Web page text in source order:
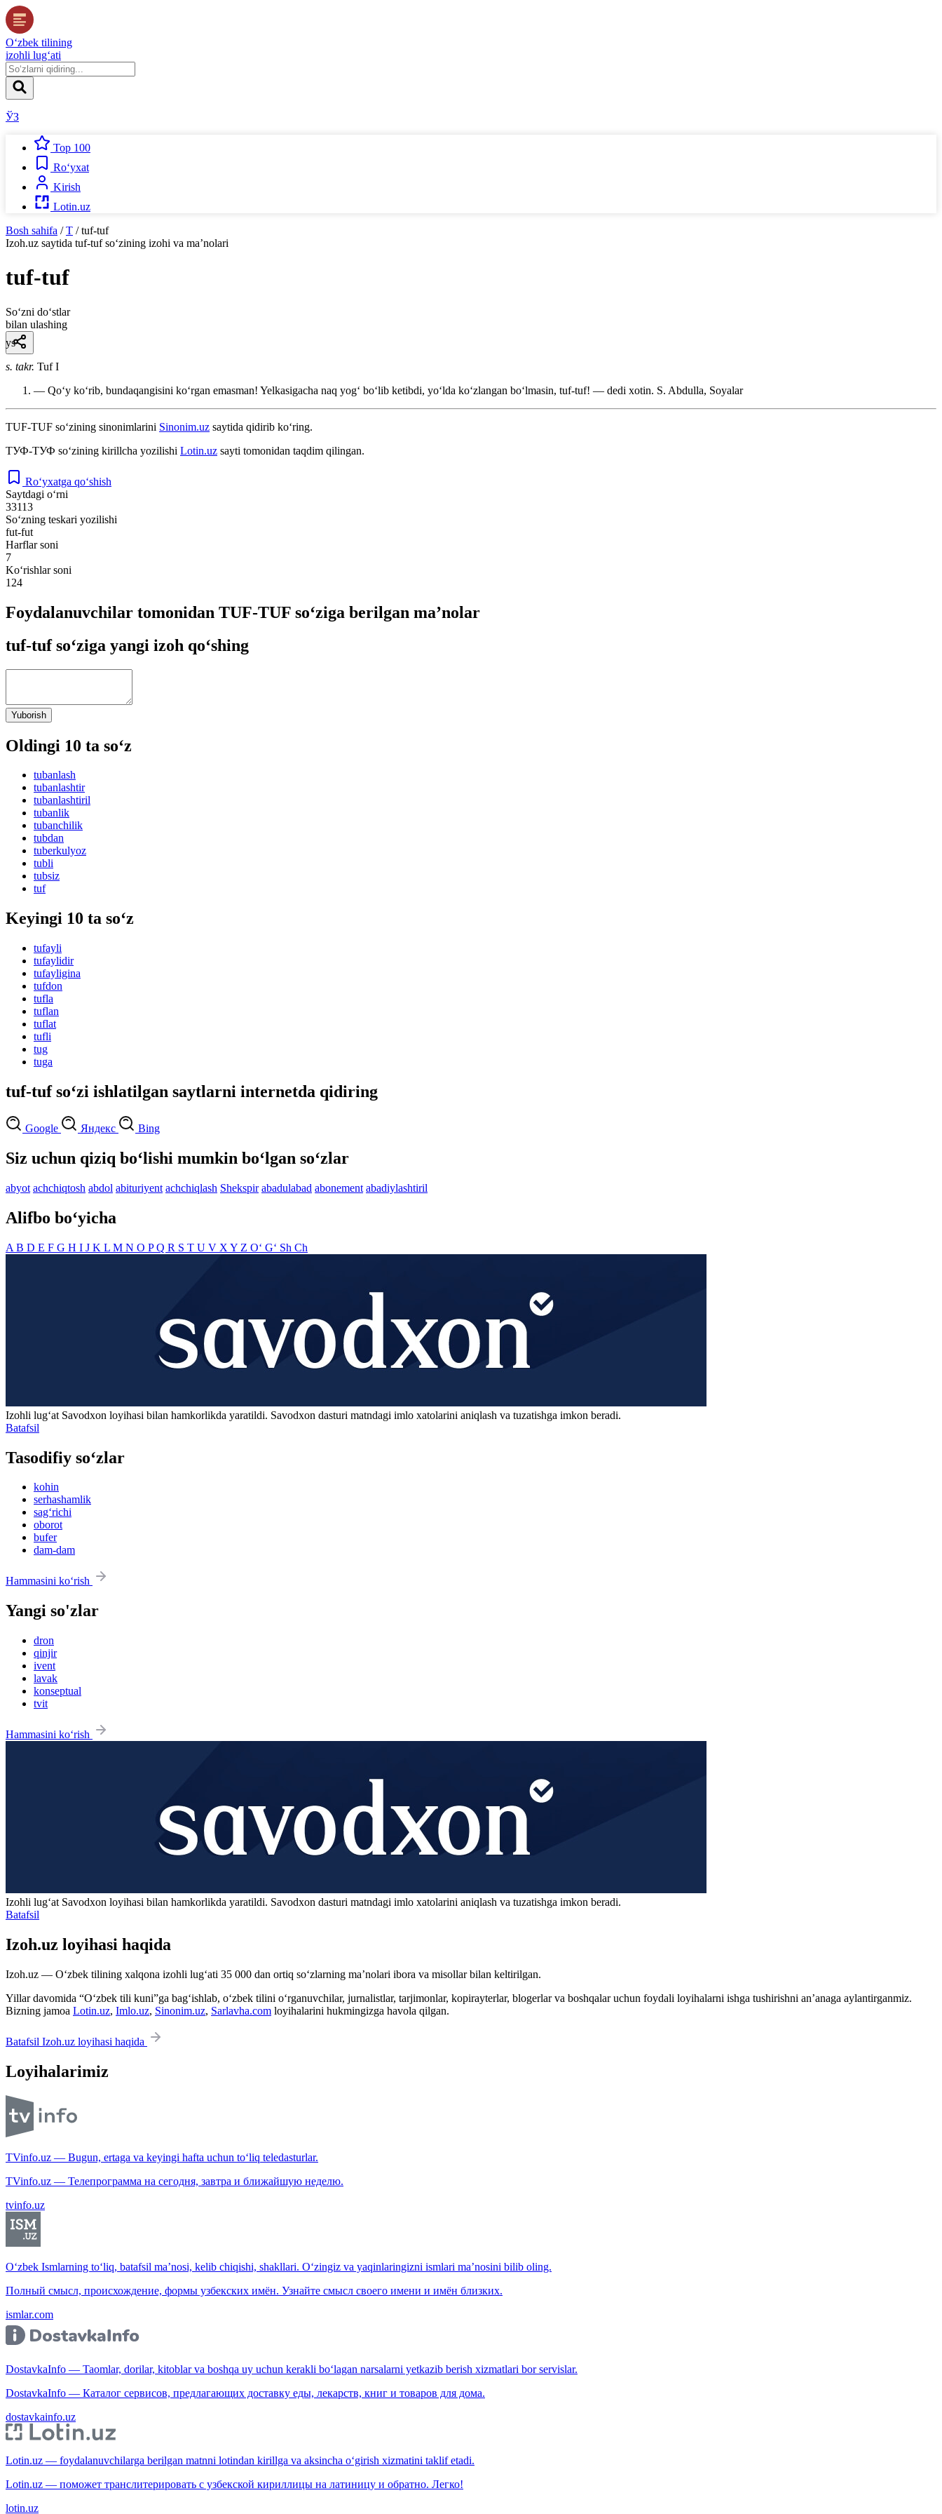
O‘zbek tilining
izohli lug‘ati
ЎЗ
Top 100
Ro‘yxat
Kirish
Lotin.uz
Bosh sahifa / T / tuf-tuf
Izoh.uz saytida tuf-tufso‘zining izohi va ma’nolari
tuf-tuf
So‘zni do‘stlar
bilan ulashing
ys
s. takr. Tuf I
— Qoʻy koʻrib, bundaqangisini koʻrgan emasman! Yelkasigacha naq yogʻ boʻlib ketibdi, yoʻlda koʻzlangan boʻlmasin, tuf-tuf! — dedi xotin. S. Abdulla, Soyalar
TUF-TUF so‘zining sinonimlarini Sinonim.uz saytida qidirib ko‘ring.
ТУФ-ТУФ so‘zining kirillcha yozilishi Lotin.uz sayti tomonidan taqdim qilingan.
Ro‘yxatga qo‘shish
Saytdagi o‘rni
33113
So‘zning teskari yozilishi
fut-fut
Harflar soni
7
Ko‘rishlar soni
124
Foydalanuvchilar tomonidan TUF-TUF so‘ziga berilgan ma’nolar
tuf-tuf so‘ziga yangi izoh qo‘shing
Yuborish
Oldingi 10 ta so‘z
tubanlash
tubanlashtir
tubanlashtiril
tubanlik
tubanchilik
tubdan
tuberkulyoz
tubli
tubsiz
tuf
Keyingi 10 ta so‘z
tufayli
tufaylidir
tufayligina
tufdon
tufla
tuflan
tuflat
tufli
tug
tuga
tuf-tuf so‘zi ishlatilgan saytlarni internetda qidiring
Google Яндекс Bing
Siz uchun qiziq bo‘lishi mumkin bo‘lgan so‘zlar
abyot achchiqtosh abdol abituriyent achchiqlash Shekspir abadulabad abonement abadiylashtiril
Alifbo bo‘yicha
A B D E F G H I J K L M N O PQ R S T U V X Y Z O‘ G‘ Sh Ch
Izohli lugʻat Savodxon loyihasi bilan hamkorlikda yaratildi. Savodxon dasturi matndagi imlo xatolarini aniqlash va tuzatishga imkon beradi.
Batafsil
Tasodifiy so‘zlar
kohin
serhashamlik
sag‘richi
oborot
bufer
dam-dam
Hammasini ko‘rish
Yangi so'zlar
dron
qinjir
ivent
lavak
konseptual
tvit
Hammasini ko‘rish
Izohli lugʻat Savodxon loyihasi bilan hamkorlikda yaratildi. Savodxon dasturi matndagi imlo xatolarini aniqlash va tuzatishga imkon beradi.
Batafsil
Izoh.uz loyihasi haqida
Izoh.uz — O‘zbek tilining xalqona izohli lug‘ati 35 000 dan ortiq so‘zlarning ma’nolari ibora va misollar bilan keltirilgan.
Yillar davomida “O‘zbek tili kuni”ga bag‘ishlab, o‘zbek tilini o‘rganuvchilar, jurnalistlar, tarjimonlar, kopirayterlar, blogerlar va boshqalar uchun foydali loyihalarni ishga tushirishni an’anaga aylantirganmiz.
Bizning jamoa Lotin.uz, Imlo.uz, Sinonim.uz, Sarlavha.com loyihalarini hukmingizga havola qilgan.
Batafsil Izoh.uz loyihasi haqida
Loyihalarimiz
TVinfo.uz — Bugun, ertaga va keyingi hafta uchun to‘liq teledasturlar.
TVinfo.uz — Телепрограмма на сегодня, завтра и ближайшую неделю.
tvinfo.uz
O‘zbek Ismlarning to‘liq, batafsil ma’nosi, kelib chiqishi, shakllari. O‘zingiz va yaqinlaringizni ismlari ma’nosini bilib oling.
Полный смысл, происхождение, формы узбекских имён. Узнайте смысл своего имени и имён близких.
ismlar.com
DostavkaInfo — Taomlar, dorilar, kitoblar va boshqa uy uchun kerakli bo‘lagan narsalarni yetkazib berish xizmatlari bor servislar.
DostavkaInfo — Каталог сервисов, предлагающих доставку еды, лекарств, книг и товаров для дома.
dostavkainfo.uz
Lotin.uz — foydalanuvchilarga berilgan matnni lotindan kirillga va aksincha o‘girish xizmatini taklif etadi.
Lotin.uz — поможет транслитерировать с узбекской кириллицы на латиницу и обратно. Легко!
lotin.uz